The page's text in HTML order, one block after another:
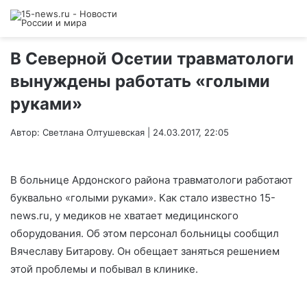
В Северной Осетии травматологи
вынуждены работать «голыми
руками»
Автор: Светлана Олтушевская | 24.03.2017, 22:05
В больнице Ардонского района травматологи работают
буквально «голыми руками». Как стало известно 15-
news.ru, у медиков не хватает медицинского
оборудования. Об этом персонал больницы сообщил
Вячеславу Битарову. Он обещает заняться решением
этой проблемы и побывал в клинике.